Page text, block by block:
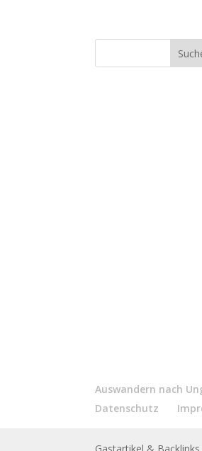
Auswandern nach
Datenschutz